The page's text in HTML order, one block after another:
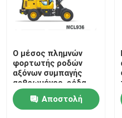
Γύρος εργοστασίων
Ποιοτικός έλεγχος
Μας ελάτε σε επαφή με
Ο μέσος πλημνών
φορτωτής ροδών
αξόνων συμπαγής
αρθρωμένος, ρόδα
1670-20 κύλησε το
φορτωτή ροδών
μπροστινών μερών
Αποστολή